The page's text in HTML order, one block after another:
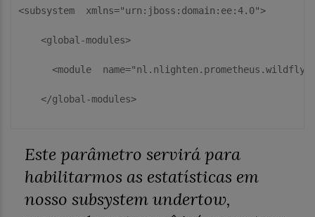
<subsystem xmlns="urn:jboss:domain:ee:4.0">
    <
global-modules>
      <
module name="nl.nlighten.prometheus.wildfly
    </
global-modules>
Este parâmetro servirá para
habilitarmos as estatísticas em
nosso subsystem undertow,